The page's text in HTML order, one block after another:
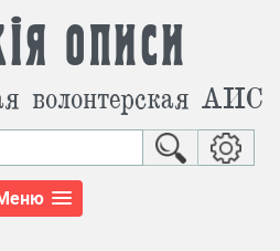
описи
волонтерская АИС